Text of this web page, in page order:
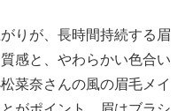
りが、長時間持続する眉
感と、やわらかい色合い
菜奈さんの風の眉毛メイ